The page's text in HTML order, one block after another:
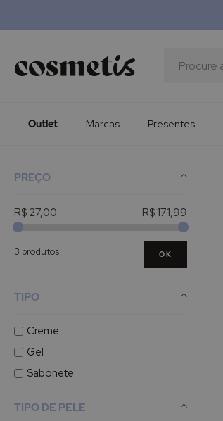
Procura
Presentes
Minoxicapil
Outlet Marcas Presentes
PREÇO
R$ 27,00 R$ 171,99
3 produtos OK
TIPO
Creme
Gel
Sabonete
TIPO DE PELE